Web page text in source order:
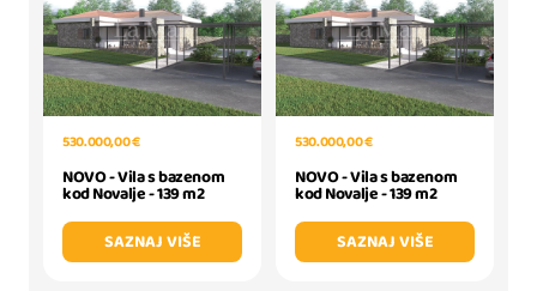
530.000,00 €
NOVO - Vila s bazenom
kod Novalje - 139 m2
SAZNAJ VIŠE
530.000,00 €
NOVO - Vila s bazenom
kod Novalje - 139 m2
SAZNAJ VIŠE